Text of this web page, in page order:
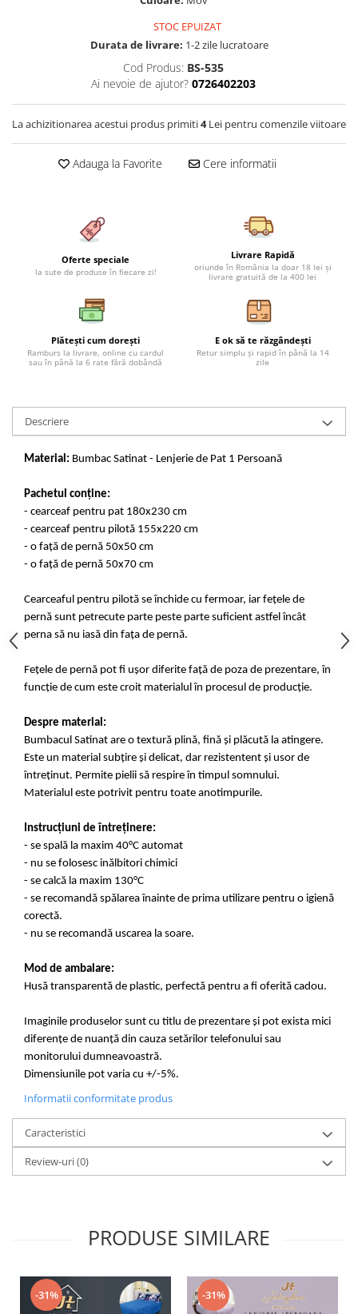
Lenjerii Catifea
Cearceaf cu elastic
Lenjerii Pufoase Fluffy/ Rabbit
Bumbac Neted Nesatinat
Bumbac 100% Poplin Hobby
Lenjerii Satin Premium
Lenjerii Jacquard
Lenjerii Matase
Lenjerii pentru PASTE
Set Lenjerie + Draperii Pat Dublu
Huse De Pat Tricotate 180x200cm
Huse Impermeabile 160x200cm
Huse Impermeabile 180x200cm
STOC EPUIZAT
Durata de livrare: 1-2 zile lucratoare
Cod Produs: BS-535
Ai nevoie de ajutor? 0726402203
La achizitionarea acestui produs primiti4Lei pentru comenzile viitoare
Adauga la Favorite Cere informatii
Oferte speciale
la sute de produse în fiecare zi!
Livrare Rapidă
oriunde în România la doar 18 lei și
livrare gratuită de la 400 lei
Plătești cum dorești
Ramburs la livrare, online cu cardul
sau în până la 6 rate fără dobândă
E ok să te răzgândești
Retur simplu și rapid în până la 14
zile
Descriere
Material: Bumbac Satinat - Lenjerie de Pat 1 Persoană
Pachetul conține:
- cearceaf pentru pat 180x230 cm
- cearceaf pentru pilotă 155x220 cm
- o față de pernă 50x50 cm
- o față de pernă 50x70 cm
Cearceaful pentru pilotă se închide cu fermoar, iar fețele de
pernă sunt petrecute parte peste parte suficient astfel încât
perna să nu iasă din fața de pernă.
Fețele de pernă pot fi ușor diferite față de poza de prezentare, în
funcție de cum este croit materialul în procesul de producție.
Despre material:
Bumbacul Satinat are o textură plină, fină și plăcută la atingere.
Este un material subțire și delicat, dar rezistentent și usor de
întreținut. Permite pielii să respire în timpul somnului.
Materialul este potrivit pentru toate anotimpurile.
Instrucțiuni de întreținere:
- se spală la maxim 40°C automat
- nu se folosesc inălbitori chimici
- se calcă la maxim 130°C
- se recomandă spălarea înainte de prima utilizare pentru o igienă
corectă.
- nu se recomandă uscarea la soare.
Mod de ambalare:
Husă transparentă de plastic, perfectă pentru a fi oferită cadou.
Imaginile produselor sunt cu titlu de prezentare și pot exista mici
diferențe de nuanță din cauza setărilor telefonului sau
monitorului dumneavoastră.
Dimensiunile pot varia cu +/-5%.
Informatii conformitate produs
Caracteristici
Review-uri(0)
PRODUSE SIMILARE
-31% -31%